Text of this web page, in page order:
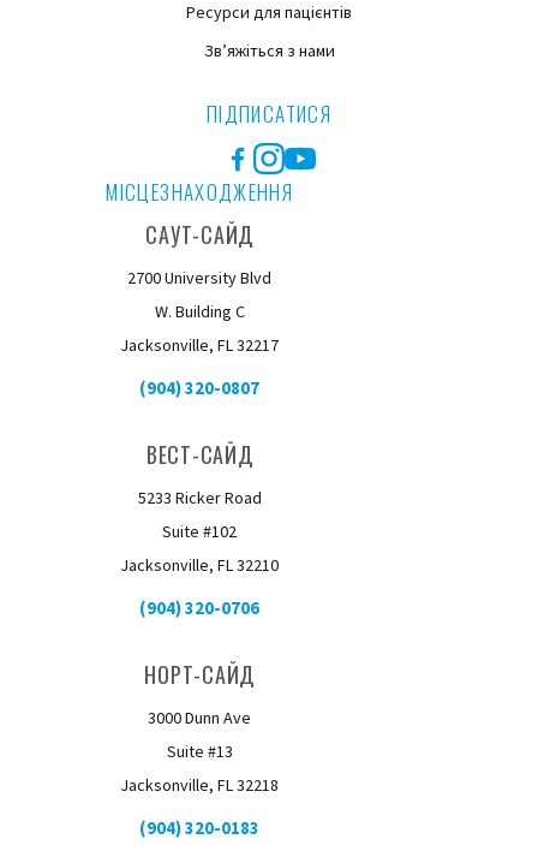
Ресурси для пацієнтів
Зв’яжіться з нами
ПІДПИСАТИСЯ
Facebook
Instagram
YouTube
МІСЦЕЗНАХОДЖЕННЯ
САУТ-САЙД
2700 University Blvd
W. Building C
Jacksonville, FL 32217
(904) 320-0807
ВЕСТ-САЙД
5233 Ricker Road
Suite #102
Jacksonville, FL 32210
(904) 320-0706
НОРТ-САЙД
3000 Dunn Ave
Suite #13
Jacksonville, FL 32218
(904) 320-0183